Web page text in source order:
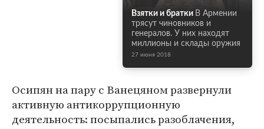
Взятки и братки В Армении
трясут чиновников и
генералов. У них находят
миллионы и склады оружия
27 июня 2018
Осипян на пару с Ванецяном развернули
активную антикоррупционную
деятельность: посыпались разоблачения,